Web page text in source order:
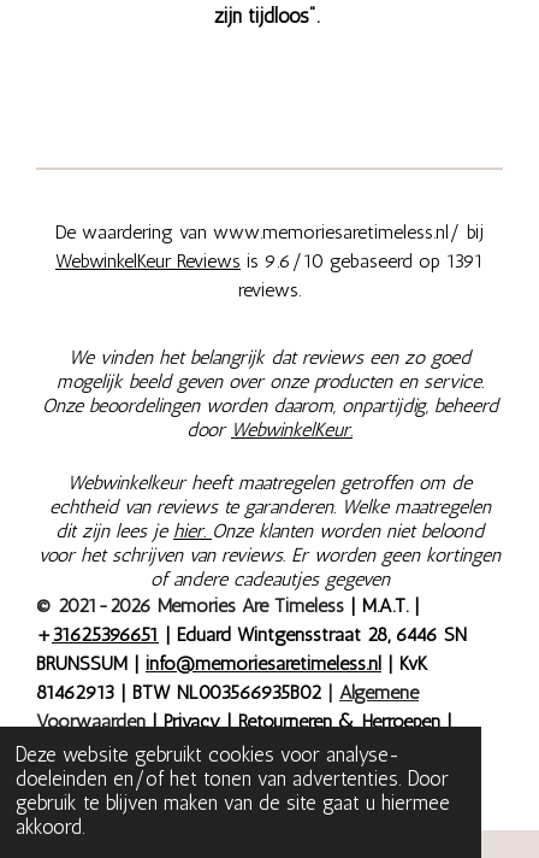
Deze website gebruikt cookies voor analyse-
doeleinden en/of het tonen van advertenties. Door
gebruik te blijven maken van de site gaat u hiermee
akkoord.
zijn tijdloos".
De waardering van www.memoriesaretimeless.nl/ bij
WebwinkelKeur Reviews is 9.6/10 gebaseerd op 1391
reviews.
We vinden het belangrijk dat reviews een zo goed
mogelijk beeld geven over onze producten en service.
Onze beoordelingen worden daarom, onpartijdig, beheerd
door WebwinkelKeur.
Webwinkelkeur heeft maatregelen getroffen om de
echtheid van reviews te garanderen. Welke maatregelen
dit zijn lees je hier. Onze klanten worden niet beloond
voor het schrijven van reviews. Er worden geen kortingen
of andere cadeautjes gegeven
© 2021-2026 Memories Are Timeless | M.A.T. |
+31625396651
| Eduard Wintgensstraat 28, 6446 SN
BRUNSSUM | info@memoriesaretimeless.nl
| KvK
81462913 | BTW NL003566935B02
Algemene
Voorwaarden|Privacy|Retourneren & Herroepen|
Bestelling herroepen| Onze prijzen zijn inclusief 9% of
21% BTW, tenzij anders aangegeven.